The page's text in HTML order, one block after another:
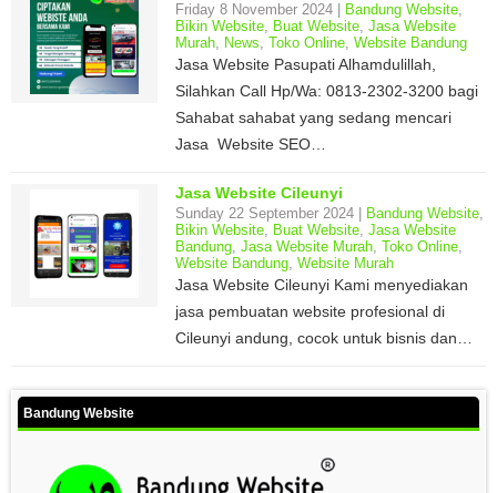
Friday 8 November 2024 | Bandung Website,
Bikin Website, Buat Website, Jasa Website
Murah, News, Toko Online, Website Bandung
Jasa Website Pasupati Alhamdulillah,
Silahkan Call Hp/Wa: 0813-2302-3200 bagi
Sahabat sahabat yang sedang mencari
Jasa Website SEO…
Jasa Website Cileunyi
Sunday 22 September 2024 | Bandung Website,
Bikin Website, Buat Website, Jasa Website
Bandung, Jasa Website Murah, Toko Online,
Website Bandung, Website Murah
Jasa Website Cileunyi Kami menyediakan
jasa pembuatan website profesional di
Cileunyi andung, cocok untuk bisnis dan…
Bandung Website